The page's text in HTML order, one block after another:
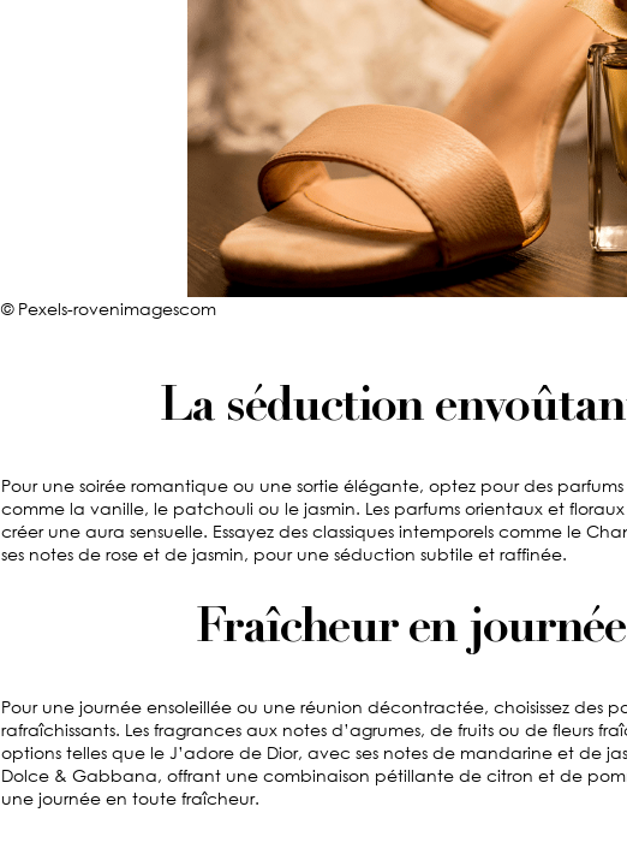
© Pexels-rovenimagescom
La séduction
Pour une soirée romantique ou une sortie élégante, optez pour des
comme la vanille, le patchouli ou le jasmin. Les parfums orientaux et
créer une aura sensuelle. Essayez des classiques intemporels comme le
ses notes de rose et de jasmin, pour une séduction subtile et raffinée.
Fraîcheur en journée
Pour une journée ensoleillée ou une réunion décontractée, choisissez des
rafraîchissants. Les fragrances aux notes d’agrumes, de fruits ou de fleurs
options telles que le J’adore de Dior, avec ses notes de mandarine et de
Dolce & Gabbana, offrant une combinaison pétillante de citron et de
une journée en toute fraîcheur.